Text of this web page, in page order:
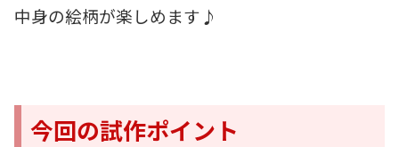
中身の絵柄が楽しめます♪
今回の試作ポイント